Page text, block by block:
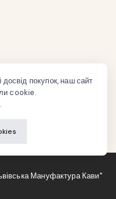
Мануфактура Кави"
покупок, наш сайт
cookie.
.